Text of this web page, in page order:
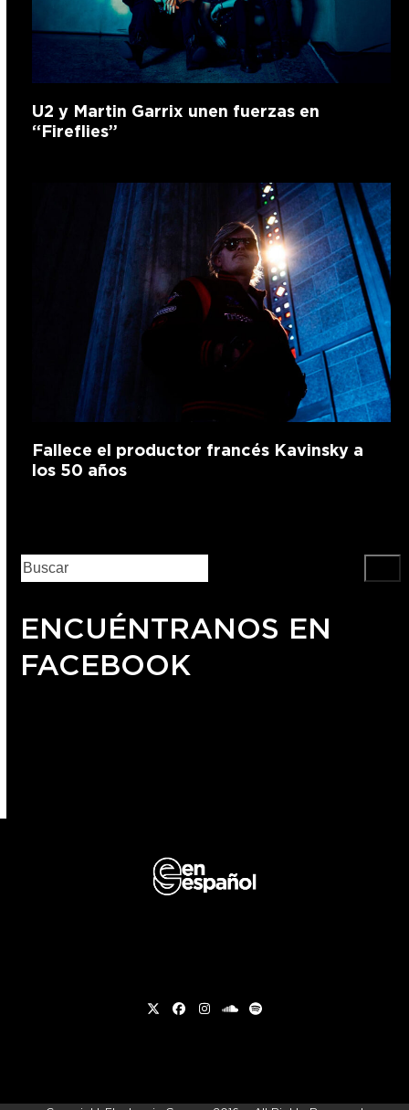
U2 y Martin Garrix unen fuerzas en
“Fireflies”
Fallece el productor francés Kavinsky a
los 50 años
ENCUÉNTRANOS EN
FACEBOOK
TwitterFacebook
Instagram
soundcloud
Spotify